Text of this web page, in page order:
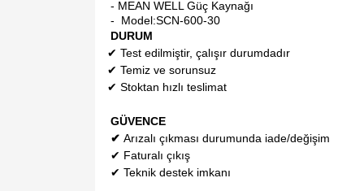
- MEAN WELL Güç Kaynağı
- Model:SCN-600-30
DURUM
✔ Test edilmiştir, çalışır durumdadır
✔ Temiz ve sorunsuz
✔ Stoktan hızlı teslimat
GÜVENCE
✔ Arızalı çıkması durumunda iade/değişim
✔ Faturalı çıkış
✔ Teknik destek imkanı